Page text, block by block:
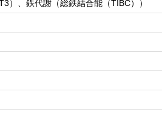
）、鉄代謝（総鉄結合能（TIBC））